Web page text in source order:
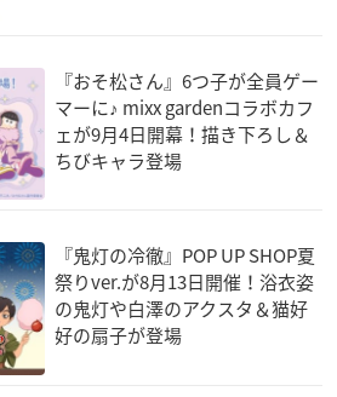
『おそ松さん』6つ子が全員ゲー
マーに♪ mixx gardenコラボカフ
ェが9月4日開幕！描き下ろし＆
ちびキャラ登場
『鬼灯の冷徹』POP UP SHOP夏
祭りver.が8月13日開催！浴衣姿
の鬼灯や白澤のアクスタ＆猫好
好の扇子が登場